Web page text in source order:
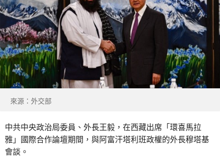
來源：外交部
中共中央政治局委員、外長王毅，在西藏出席「環喜馬拉
雅」國際合作論壇期間，與阿富汗塔利班政權的外長穆塔基
會談。